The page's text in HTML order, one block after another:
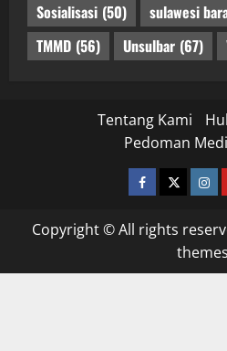
Sosialisasi (50) sulawesi
TMMD (56) Unsulbar (67)
Tentang Kami
Pedoman
facebooktwitter
Copyright © All rights